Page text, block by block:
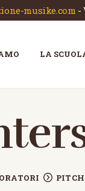
musike.com -
LA